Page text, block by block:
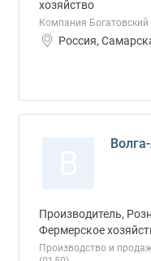
хозяйство
Компания
Россия,
Производитель,
Фермерское
Производство и